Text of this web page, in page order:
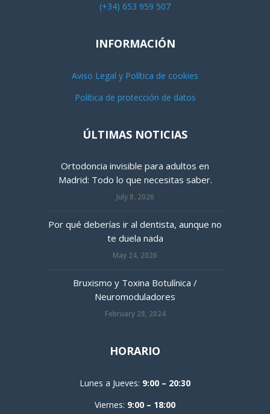
(+34) 653 959 507
INFORMACIÓN
Aviso Legal y Política de cookies
Política de protección de datos
ÚLTIMAS NOTICIAS
Ortodoncia invisible para adultos en
Madrid: Todo lo que necesitas saber.
July 8, 2026
Por qué deberías ir al dentista, aunque no
te duela nada
May 24, 2026
Bruxismo y Toxina Botulínica /
Neuromoduladores
February 28, 2024
HORARIO
Lunes a Jueves: 9:00 – 20:30
Viernes: 9:00 – 18:00